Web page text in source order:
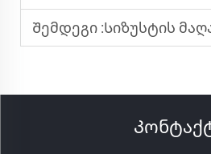
Შემდეგი :Სიზუსტის მაღალი ხარისხის წრფივი რეგულატორები (LDO):